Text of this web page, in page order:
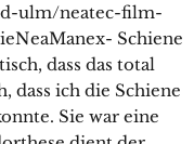
ulm/neatec-film-
Schiene
dass das total
dass ich die Schiene
Sie war eine